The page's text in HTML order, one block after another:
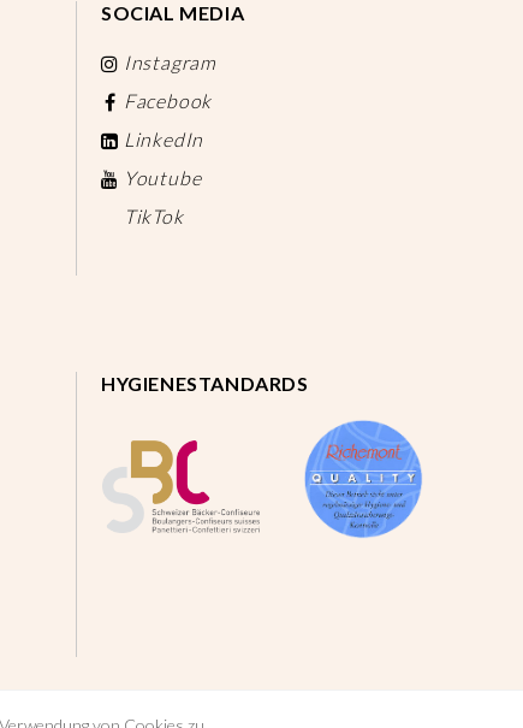
SOCIAL MEDIA
Instagram
Facebook
LinkedIn
Youtube
TikTok
HYGIENESTANDARDS